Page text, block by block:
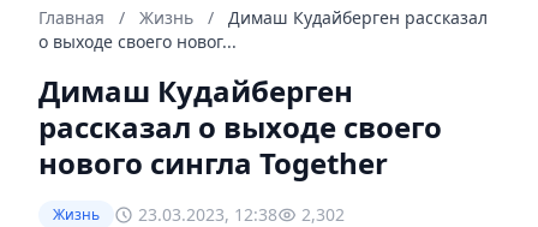
Главная / Жизнь /
Димаш Кудайберген рассказал
о выходе своего новог...
Димаш Кудайберген
рассказал о выходе своего
нового сингла Together
Жизнь 23.03.2023, 12:38 2,302